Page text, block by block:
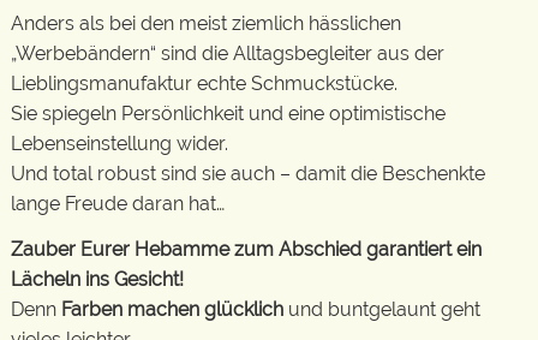
Anders als bei den meist ziemlich hässlichen
„Werbebändern“ sind die Alltagsbegleiter aus der
Lieblingsmanufaktur echte Schmuckstücke.
Sie spiegeln Persönlichkeit und eine optimistische
Lebenseinstellung wider.
Und total robust sind sie auch – damit die Beschenkte
lange Freude daran hat…
Zauber Eurer Hebamme zum Abschied garantiert ein
Lächeln ins Gesicht!
Denn Farben machen glücklich und buntgelaunt geht